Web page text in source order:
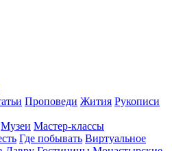
Проповеди Жития Рукописи
Музеи Мастер-классы
Где побывать Виртуальное